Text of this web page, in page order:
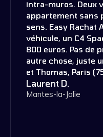
intra-muros. Deux
appartement sans
sens. Easy Rachat
véhicule, un C4
800 euros. Pas de
autre chose, juste
et Thomas, Paris
Laurent D.
Mantes-la-Jolie